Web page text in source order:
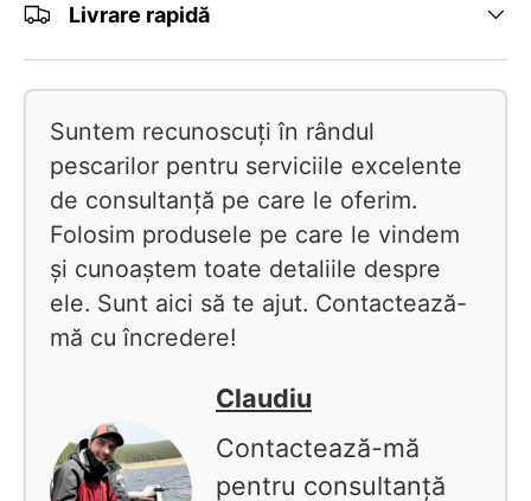
Livrare rapidă
Suntem recunoscuți în rândul
pescarilor pentru serviciile excelente
de consultanță pe care le oferim.
Folosim produsele pe care le vindem
și cunoaștem toate detaliile despre
ele. Sunt aici să te ajut. Contactează-
mă cu încredere!
Claudiu
Contactează-mă
pentru consultanță